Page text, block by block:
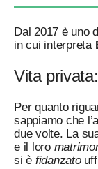
Dal 2017 è uno
in cui interpreta
Vita
Per quanto
sappiamo che
due volte. La
e il loro
si è fidanzato